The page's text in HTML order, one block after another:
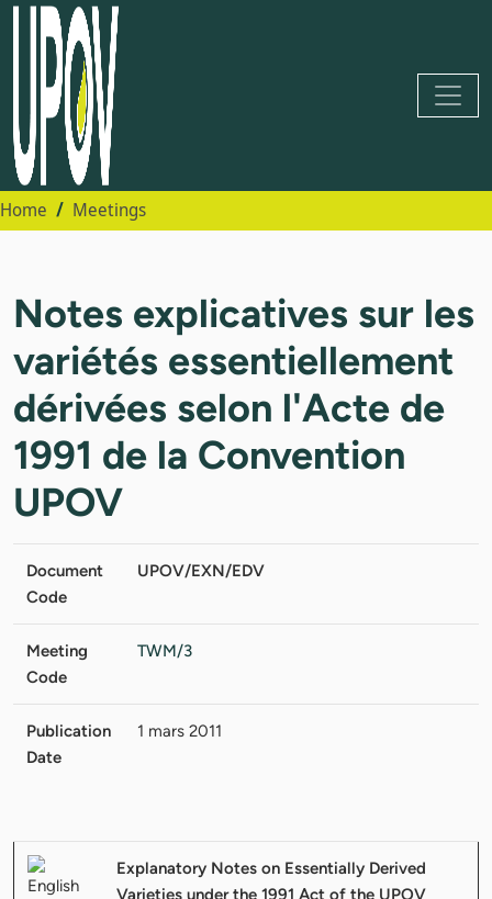
Home Meetings
Notes explicatives sur les
variétés essentiellement
dérivées selon l'Acte de
1991 de la Convention
UPOV
Document
Code
UPOV/EXN/EDV
Meeting
Code
TWM/3
Publication
Date
1 mars 2011
Explanatory Notes on Essentially Derived
Varieties under the 1991 Act of the UPOV